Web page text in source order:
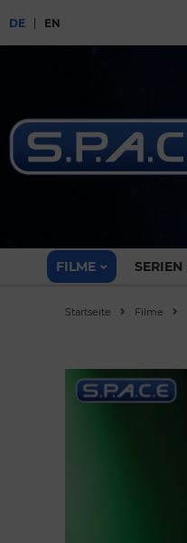
DE EN
FILME SERIEN
Startseite Filme